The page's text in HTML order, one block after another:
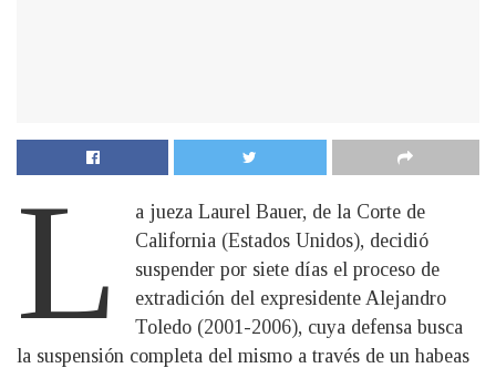
L
a jueza Laurel Bauer, de la Corte de
California (Estados Unidos), decidió
suspender por siete días el proceso de
extradición del expresidente Alejandro
Toledo (2001-2006), cuya defensa busca
la suspensión completa del mismo a través de un habeas